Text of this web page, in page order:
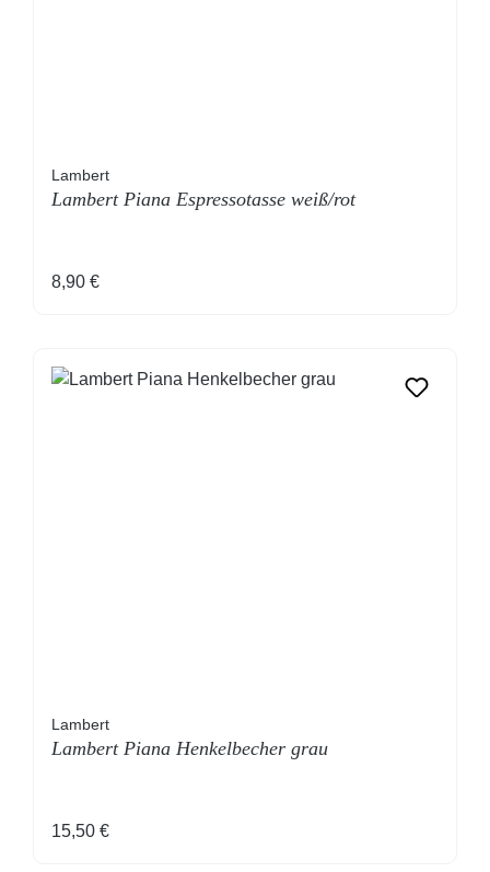
Lambert
Lambert Piana Espressotasse weiß/rot
Regulärer Preis:
8,90 €
Lambert
Lambert Piana Henkelbecher grau
Regulärer Preis:
15,50 €